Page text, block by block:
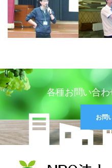
各種お問い合わ
お問